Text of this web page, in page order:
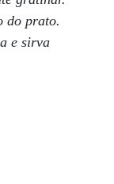
do prato.
e sirva